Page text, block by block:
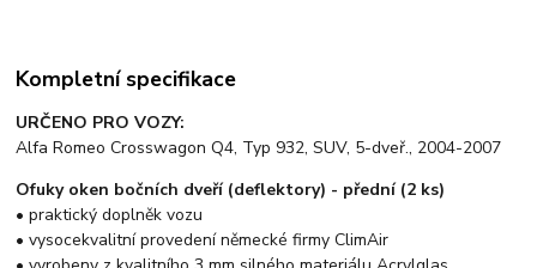
Kompletní specifikace
URČENO PRO VOZY:
Alfa Romeo Crosswagon Q4, Typ 932, SUV, 5-dveř., 2004-2007
Ofuky oken bočních dveří (deflektory) - přední (2 ks)
• praktický doplněk vozu
• vysocekvalitní provedení německé firmy ClimAir